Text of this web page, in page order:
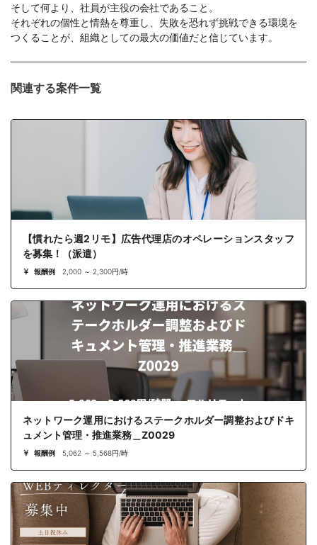
そして何より、社員が主役の会社であること。
それぞれの個性と情熱を尊重し、失敗を恐れず挑戦できる環境を
つくることが、組織としての最大の価値だと信じています。
関連する案件一覧
【慣れたら週2リモ】広告代理店のオペレーションスタッフ
を募集！（派遣）
報酬例 2,000 ～ 2,300円/時
ネットワーク運用におけるステークホルダー調整およびドキ
ュメント管理・推進業務＿Z0029
報酬例 5,062 ～ 5,568円/時